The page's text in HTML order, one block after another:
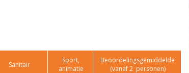
Sanitair
Sport,
animatie
Beoordelingsgemiddelde
(vanaf2 personen)